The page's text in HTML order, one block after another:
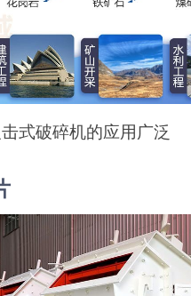
式破碎机的应用广泛